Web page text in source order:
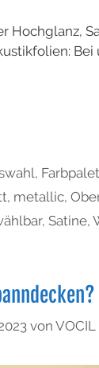
Hochglanz,
Bei
,
, metallic,
, Satine,
von VOCIL